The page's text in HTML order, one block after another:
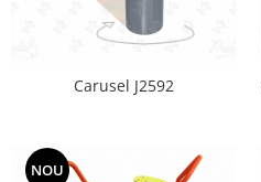
Carusel J2592
NOU